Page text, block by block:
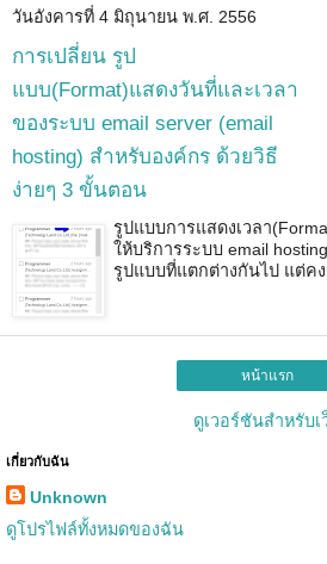
วันอังคารที่ 4 มิถุนายน พ.ศ. 2556
การเปลี่ยน รูป
แบบ(Format)แสดงวันที่และเวลา
ของระบบ email server (email
hosting) สำหรับองค์กร ด้วยวิธี
ง่ายๆ 3 ขั้นตอน
รูปแบบการแสดงเวลา
ให้บริการระบบ email
รูปแบบที่แตกต่างกันไป แต่คง
หน้าแรก
ดูเวอร์ชันสำหรับเ
เกี่ยวกับฉัน
Unknown
ดูโปรไฟล์ทั้งหมดของฉัน